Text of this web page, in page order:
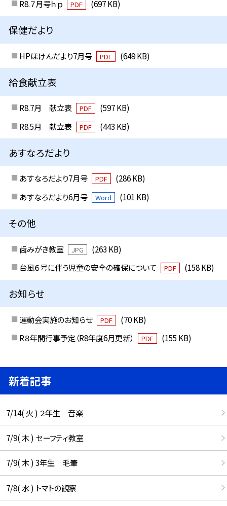
R8.７月号ｈｐ PDF (697 KB)
保健だより
HPほけんだより7月号 PDF (649 KB)
給食献立表
R8.7月 献立表 PDF
(597 KB)
R8.5月 献立表
PDF (443 KB)
あすなろだより
あすなろだより7月号 PDF
(286 KB)
あすなろだより6月号
Word (101 KB)
その他
歯みがき教室 JPG
(263 KB)
台風６号に伴う児童の安全の確保について
PDF (158 KB)
お知らせ
運動会実施のお知らせ PDF
(70 KB)
R８年間行事予定（R8年度6月更新）
PDF (155 KB)
新着記事
7/14( 火 ) ２年生 音楽
7/9( 木 ) セーフティ教室
7/9( 木 ) 3年生 毛筆
7/8( 水 ) トマトの観察